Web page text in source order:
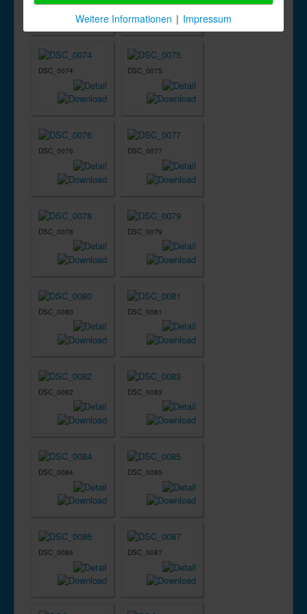
DSC_0074 DSC_0075
DSC_0076 DSC_0077
DSC_0078 DSC_0079
DSC_0080 DSC_0081
DSC_0082 DSC_0083
DSC_0084 DSC_0085
DSC_0086 DSC_0087
Weitere Informationen | Impressum